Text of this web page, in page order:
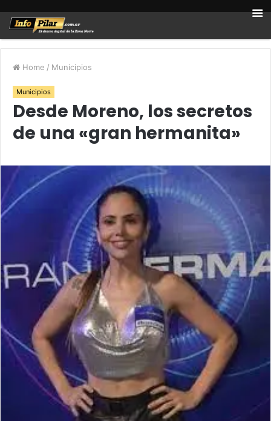
Home / Municipios
Municipios
Desde Moreno, los secretos
de una «gran hermanita»